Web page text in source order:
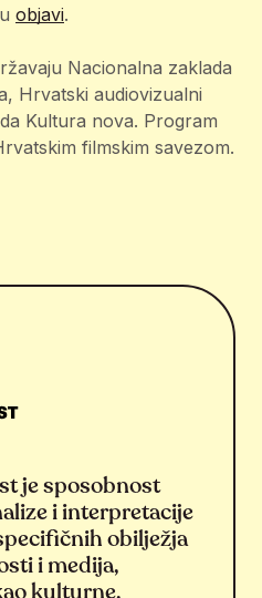
objavi.
Nacionalna zaklada
Hrvatski audiovizualni
Kultura nova. Program
filmskim savezom.
je sposobnost
i interpretacije
obilježja
i medija,
kulturne,